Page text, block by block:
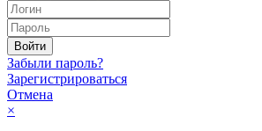
Забыли пароль?
Зарегистрироваться
Отмена
×